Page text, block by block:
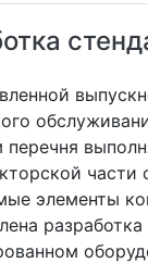
перечня
части
элементы